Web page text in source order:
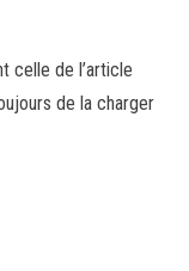
celle de l’article
de la charger